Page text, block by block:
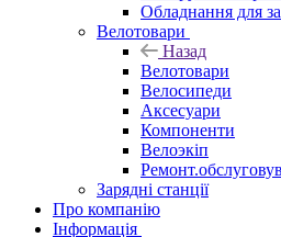
Обладнання для
Велотовари
Назад
Велотовари
Велосипеди
Аксесуари
Компоненти
Велоэкіп
Зарядні станції
Про компанію
Інформація